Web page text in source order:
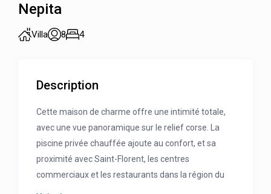
Nepita
Villa 8 4
Description
Cette maison de charme offre une intimité totale,
avec une vue panoramique sur le relief corse. La
piscine privée chauffée ajoute au confort, et sa
proximité avec Saint-Florent, les centres
commerciaux et les restaurants dans la région du